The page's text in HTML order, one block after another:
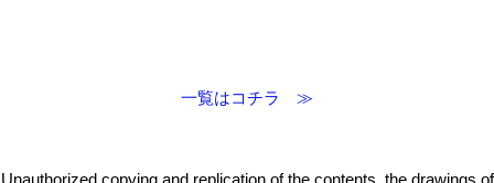
一覧はコチラ ≫
Unauthorized copying and replication of the contents, the drawings of